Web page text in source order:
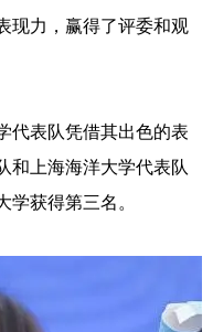
现力，赢得了评委和观
代表队凭借其出色的表
和上海海洋大学代表队
获得第三名。